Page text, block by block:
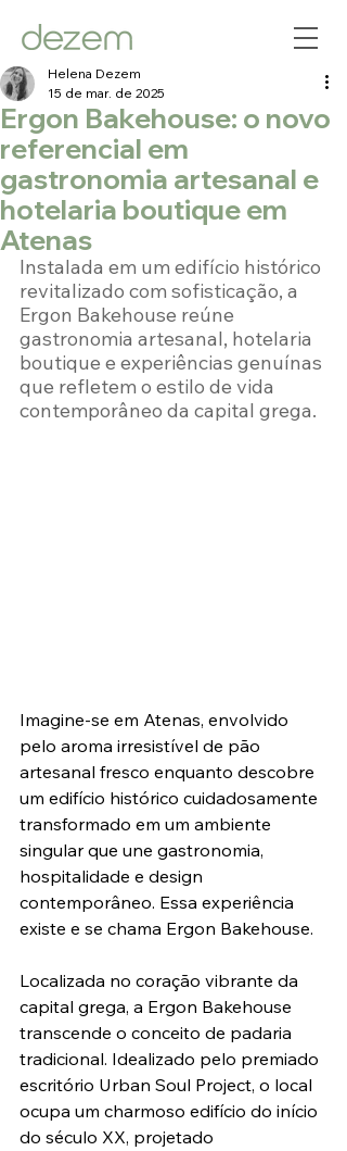
Ergon Bakehouse: o novo
referencial em
gastronomia artesanal e
hotelaria boutique em
Atenas
Helena Dezem
15 de mar. de 2025
Instalada em um edifício histórico
revitalizado com sofisticação, a
Ergon Bakehouse reúne
gastronomia artesanal, hotelaria
boutique e experiências genuínas
que refletem o estilo de vida
contemporâneo da capital grega.
Imagine-se em Atenas, envolvido
pelo aroma irresistível de pão
artesanal fresco enquanto descobre
um edifício histórico cuidadosamente
transformado em um ambiente
singular que une gastronomia,
hospitalidade e design
contemporâneo. Essa experiência
existe e se chama Ergon Bakehouse.
Localizada no coração vibrante da
capital grega, a Ergon Bakehouse
transcende o conceito de padaria
tradicional. Idealizado pelo premiado
escritório Urban Soul Project, o local
ocupa um charmoso edifício do início
do século XX, projetado